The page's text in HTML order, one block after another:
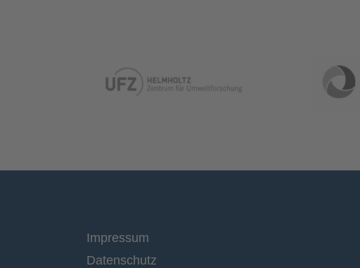
Impressum
Datenschutz